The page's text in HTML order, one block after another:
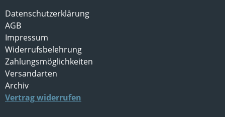
Datenschutzerklärung
AGB
Impressum
Widerrufsbelehrung
Zahlungsmöglichkeiten
Versandarten
Archiv
Vertrag widerrufen